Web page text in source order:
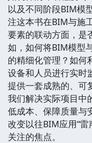
以及不同阶段BIM模
注这本书在BIM与施
要素的联动方面，是
如，如何将BIM模型
的精细化管理？如何
设备和人员进行实时
提供一套成熟的、可
我们解决实际项目中
低成本、保障质量与
改变以往BIM应用“
关注的焦点。